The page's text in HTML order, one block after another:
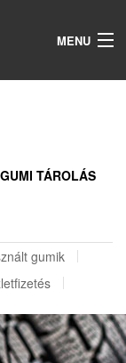
MENU
GUMI TÁROLÁS
gumik